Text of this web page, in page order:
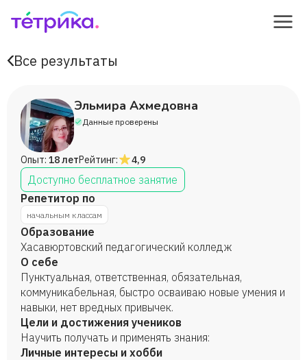
Все результаты
Эльмира Ахмедовна
Данные проверены
Опыт: 18 летРейтинг: 4,9
Доступно бесплатное занятие
Репетитор по
начальным классам
Образование
Хасавюртовский педагогический колледж
О себе
Пунктуальная, ответственная, обязательная,
коммуникабельная, быстро осваиваю новые умения и
навыки, нет вредных привычек.
Цели и достижения учеников
Научить получать и применять знания:
Личные интересы и хобби